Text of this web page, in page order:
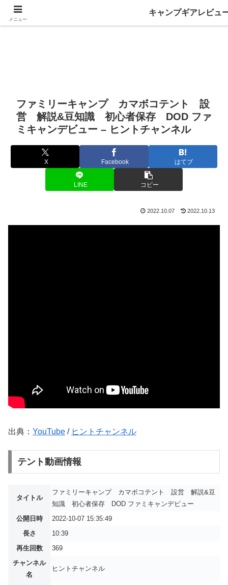
ファミリーキャンプ カマボコテント 設
営 解説&豆知識 初心者保存 DOD ファ
ミキャンデビュー – ヒントチャンネル
X Facebook はてブ
LINE コピー
2022.10.07 2022.10.13
出典： YouTube / ヒントチャンネル
テント動画情報
タイトル
ファミリーキャンプ カマボコテント 設営 解説&豆
知識 初心者保存 DOD ファミキャンデビュー
公開日時
2022-10-07 15:35:49
長さ
10:39
再生回数
369
チャンネル
名
ヒントチャンネル
メニュー
キャンプギアレビュ